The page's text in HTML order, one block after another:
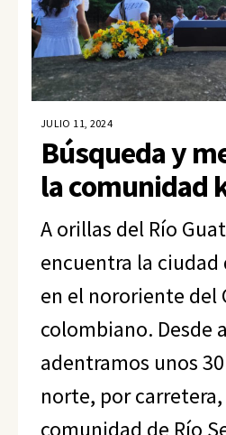
JULIO 11, 2024
Búsqueda y
la comunidad
A orillas del Río
encuentra la ciudad
en el nororiente del
colombiano. Desde
adentramos unos
norte, por
comunidad de Río